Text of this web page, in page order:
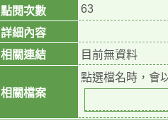
點閱次數
63
詳細內容
相關連結
目前無資料
相關檔案
點選檔名時，會